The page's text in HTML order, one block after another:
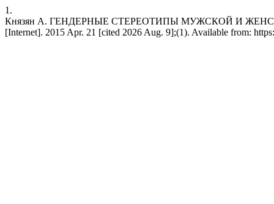
1.
Князян А. ГЕНДЕРНЫЕ СТЕРЕОТИПЫ МУЖСКОЙ И
[Internet]. 2015 Apr. 21 [cited 2026 Aug. 9];(1). Available from: